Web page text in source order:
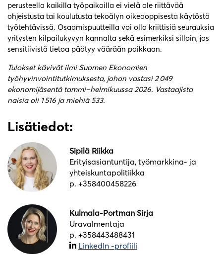
perusteella kaikilla työpaikoilla ei vielä ole riittävää
ohjeistusta tai koulutusta tekoälyn oikeaoppisesta käytöstä
työtehtävissä. Osaamispuutteilla voi olla kriittisiä seurauksia
yritysten kilpailukyvyn kannalta sekä esimerkiksi silloin, jos
sensitiivistä tietoa päätyy väärään paikkaan.
Tulokset kävivät ilmi Suomen Ekonomien
työhyvinvointitutkimuksesta, johon vastasi 2 049
ekonomijäsentä tammi–helmikuussa 2026. Vastaajista
naisia oli 1 516 ja miehiä 533.
Lisätiedot:
Sipilä Riikka
Erityisasiantuntija, työmarkkina- ja
yhteiskuntapolitiikka
p. +358400458226
Kulmala-Portman Sirja
Uravalmentaja
p. +358443488431
LinkedIn -profiili